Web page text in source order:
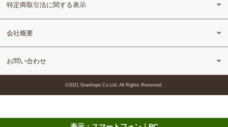
特定商取引法に関する表示
会社概要
お問い合わせ
©2021 Granhope Co.Ltd. All Rights Reserved.